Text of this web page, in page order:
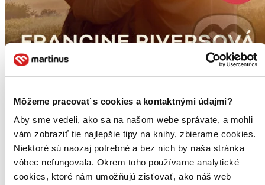
Môžeme pracovať s cookies a kontaktnými údajmi?
Aby sme vedeli, ako sa na našom webe správate, a mohli
vám zobraziť tie najlepšie tipy na knihy, zbierame cookies.
Niektoré sú naozaj potrebné a bez nich by naša stránka
vôbec nefungovala. Okrem toho používame analytické
cookies, ktoré nám umožňujú zisťovať, ako náš web
Moje aktivity
Jana Ortová
napísala recenziu
16.02.2026 13:31
Po knihe som siahla na základe dobrého hodnotenia a popisu, ale